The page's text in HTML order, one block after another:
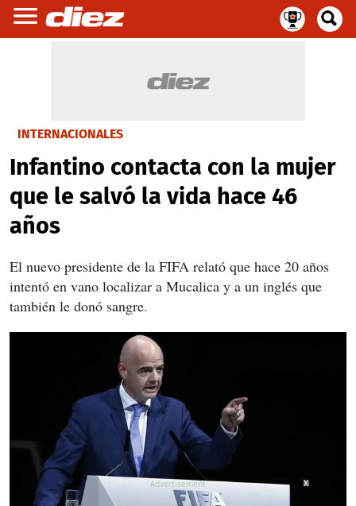
INTERNACIONALES
Infantino contacta con la mujer
que le salvó la vida hace 46
años
El nuevo presidente de la FIFA relató que hace 20 años
intentó en vano localizar a Mucalica y a un inglés que
también le donó sangre.
X
X